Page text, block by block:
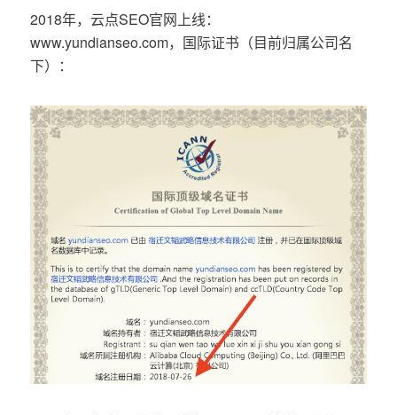
2018年，云点SEO官网上线：
www.yundianseo.com，国际证书（目前归属公司名
下）：